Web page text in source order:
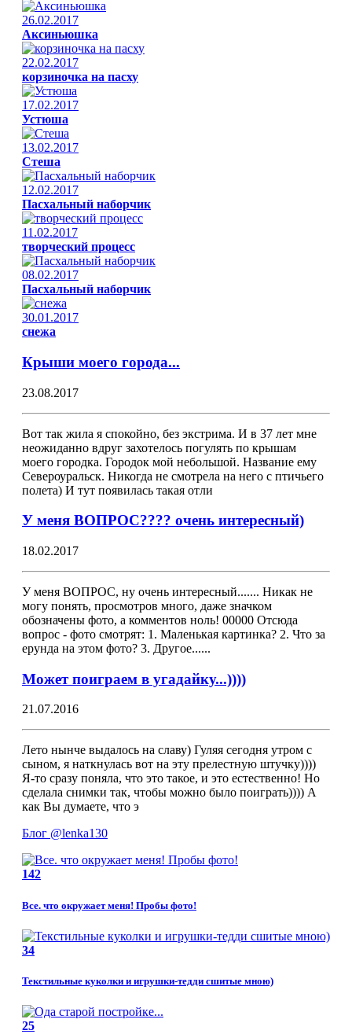
26.02.2017
Аксиньюшка
22.02.2017
корзиночка на пасху
17.02.2017
Устюша
13.02.2017
Стеша
12.02.2017
Пасхальный наборчик
11.02.2017
творческий процесс
08.02.2017
Пасхальный наборчик
30.01.2017
снежа
Крыши моего города...
23.08.2017
Вот так жила я спокойно, без экстрима. И в 37 лет мне
неожиданно вдруг захотелось погулять по крышам
моего городка. Городок мой небольшой. Название ему
Североуральск. Никогда не смотрела на него с птичьего
полета) И тут появилась такая отли
У меня ВОПРОС???? очень интересный)
18.02.2017
У меня ВОПРОС, ну очень интересный....... Никак не
могу понять, просмотров много, даже значком
обозначены фото, а комментов ноль! 00000 Отсюда
вопрос - фото смотрят: 1. Маленькая картинка? 2. Что за
ерунда на этом фото? 3. Другое......
Может поиграем в угадайку...))))
21.07.2016
Лето нынче выдалось на славу) Гуляя сегодня утром с
сыном, я наткнулась вот на эту прелестную штучку))))
Я-то сразу поняла, что это такое, и это естественно! Но
сделала снимки так, чтобы можно было поиграть)))) А
как Вы думаете, что э
Блог @lenka130
142
Все. что окружает меня! Пробы фото!
34
Текстильные куколки и игрушки-тедди сшитые мною)
25